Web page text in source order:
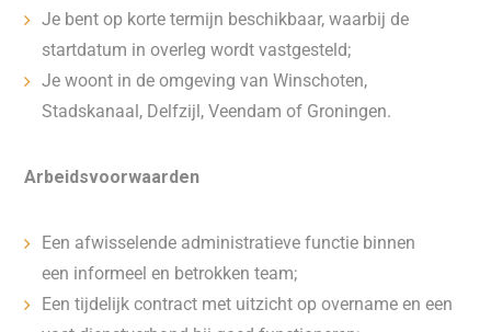
Je bent op korte termijn beschikbaar, waarbij de
startdatum in overleg wordt vastgesteld;
Je woont in de omgeving van Winschoten,
Stadskanaal, Delfzijl, Veendam of Groningen.
Arbeidsvoorwaarden
Een afwisselende administratieve functie binnen
een informeel en betrokken team;
Een tijdelijk contract met uitzicht op overname en een